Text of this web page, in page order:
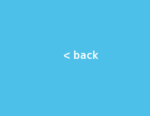
< back